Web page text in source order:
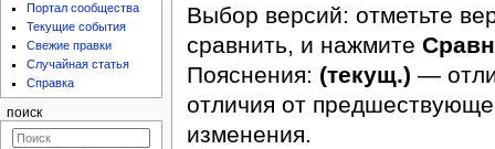
Выбор версий: отметьте
сравнить, и нажмите
Пояснения: (текущ.) —
отличия от
изменения.
Портал сообщества
Текущие события
Свежие правки
Случайная статья
Справка
поиск